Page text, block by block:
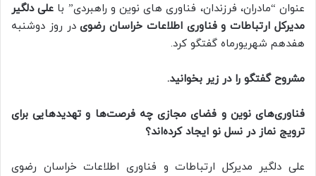
عنوان “مادران، فرزندان، فناوری های نوین و راهبردی” با علی دلگیر
مدیرکل ارتباطات و فناوری اطلاعات خراسان رضویدر روز دوشنبه
هفدهم شهریورماه گفتگو کرد.
مشروح گفتگو را در زیر بخوانید.
فناوری‌های نوین و فضای مجازی چه فرصت‌ها و تهدیدهایی برای
ترویج نماز در نسل نو ایجاد کرده‌اند؟
علی دلگیر مدیرکل ارتباطات و فناوری اطلاعات خراسان رضوی